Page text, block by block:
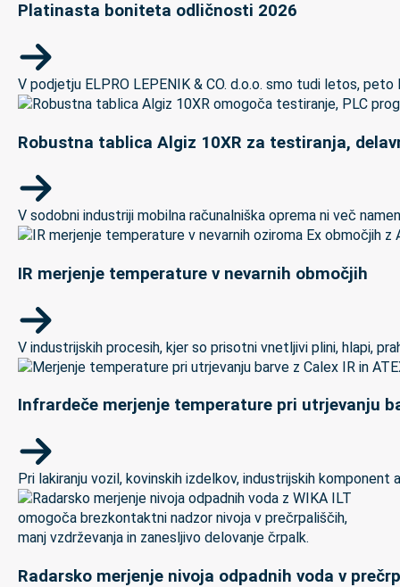
Platinasta boniteta odličnosti 2026
V podjetju ELPRO LEPENIK & CO. d.o.o. smo tudi letos,
Robustna tablica Algiz 10XR za testiranja,
V sodobni industriji mobilna računalniška oprema ni več
IR merjenje temperature v nevarnih območjih
V industrijskih procesih, kjer so prisotni vnetljivi plini, hlapi,
Infrardeče merjenje temperature pri utrjevanju
Pri lakiranju vozil, kovinskih izdelkov, industrijskih
Radarsko merjenje nivoja odpadnih voda v